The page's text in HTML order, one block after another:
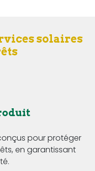
solaires
pour protéger
en garantissant